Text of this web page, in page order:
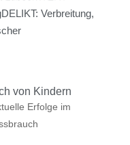
Verbreitung,
von Kindern
Erfolge im